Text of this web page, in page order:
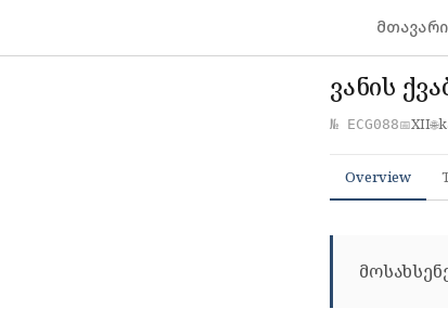
მთავარი
ვანის
№ ECG088📅XII🌐
Overview